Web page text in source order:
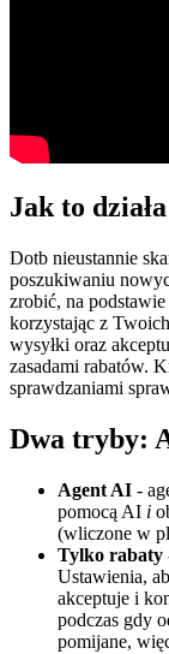
Jak to działa
Dotb nieustannie
poszukiwaniu
zrobić, na
korzystając z
wysyłki oraz
zasadami rabatów.
sprawdzaniami
Dwa tryby:
Agent AI -
pomocą AI i
(wliczone w
Tylko rabaty
Ustawienia,
akceptuje i
podczas gdy
pomijane,